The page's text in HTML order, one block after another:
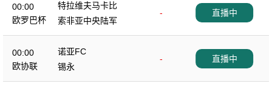
00:00
欧罗巴杯
特拉维夫马卡比
-
索非亚中央陆军
直播中
00:00
欧协联
诺亚FC
-
锡永
直播中